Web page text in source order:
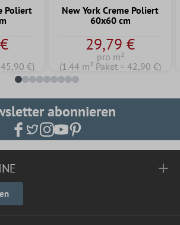
Poliert
€)
New York Creme Poliert
60x60 cm
29,79 €
pro m²
(1.44 m² Paket = 42,90 €)
abonnieren